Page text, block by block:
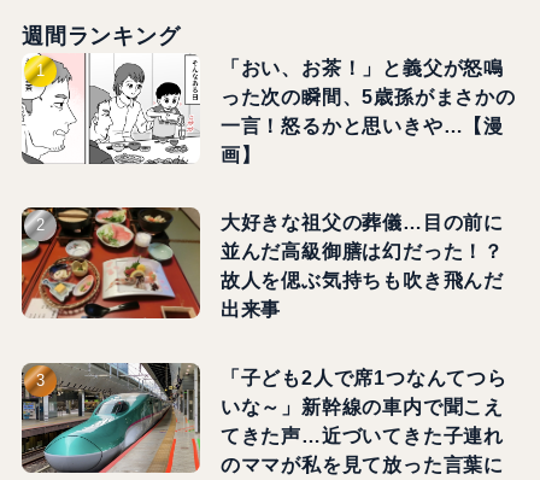
週間ランキング
「おい、お茶！」と義父が怒鳴
った次の瞬間、5歳孫がまさかの
一言！怒るかと思いきや…【漫
画】
大好きな祖父の葬儀…目の前に
並んだ高級御膳は幻だった！？
故人を偲ぶ気持ちも吹き飛んだ
出来事
「子ども2人で席1つなんてつら
いな～」新幹線の車内で聞こえ
てきた声…近づいてきた子連れ
のママが私を見て放った言葉に